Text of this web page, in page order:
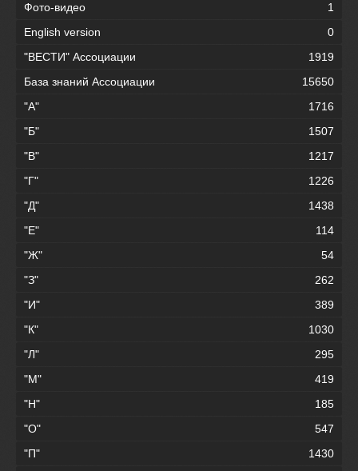
Фото-видео
1
English version
0
"ВЕСТИ" Ассоциации
1919
База знаний Ассоциации
15650
"А"
1716
"Б"
1507
"В"
1217
"Г"
1226
"Д"
1438
"Е"
114
"Ж"
54
"З"
262
"И"
389
"К"
1030
"Л"
295
"М"
419
"Н"
185
"О"
547
"П"
1430